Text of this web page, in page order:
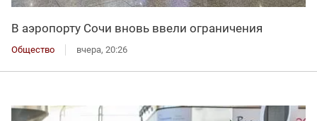
В аэропорту Сочи вновь ввели ограничения
Общество вчера, 20:26